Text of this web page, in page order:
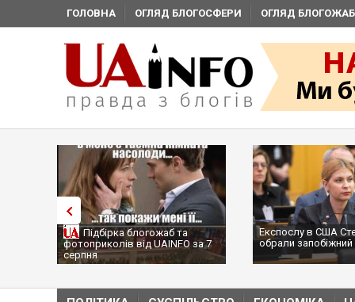
ГОЛОВНА ОГЛЯД БЛОГОСФЕРИ ОГЛЯД БЛОГОЖАБ
Підбірка блогожаб та
фотоприколів від UAINFO за 7
серпня
Експослу в США
обрали запобіжний